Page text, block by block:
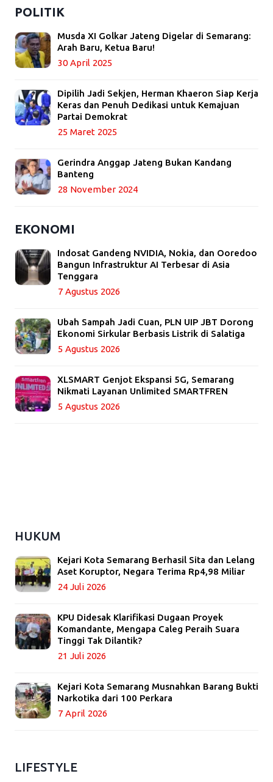
POLITIK
Musda XI Golkar Jateng Digelar di Semarang:
Arah Baru, Ketua Baru!
30 April 2025
Dipilih Jadi Sekjen, Herman Khaeron Siap Kerja
Keras dan Penuh Dedikasi untuk Kemajuan
Partai Demokrat
25 Maret 2025
Gerindra Anggap Jateng Bukan Kandang
Banteng
28 November 2024
EKONOMI
Indosat Gandeng NVIDIA, Nokia, dan Ooredoo
Bangun Infrastruktur AI Terbesar di Asia
Tenggara
7 Agustus 2026
Ubah Sampah Jadi Cuan, PLN UIP JBT Dorong
Ekonomi Sirkular Berbasis Listrik di Salatiga
5 Agustus 2026
XLSMART Genjot Ekspansi 5G, Semarang
Nikmati Layanan Unlimited SMARTFREN
5 Agustus 2026
HUKUM
Kejari Kota Semarang Berhasil Sita dan Lelang
Aset Koruptor, Negara Terima Rp4,98 Miliar
24 Juli 2026
KPU Didesak Klarifikasi Dugaan Proyek
Komandante, Mengapa Caleg Peraih Suara
Tinggi Tak Dilantik?
21 Juli 2026
Kejari Kota Semarang Musnahkan Barang Bukti
Narkotika dari 100 Perkara
7 April 2026
LIFESTYLE